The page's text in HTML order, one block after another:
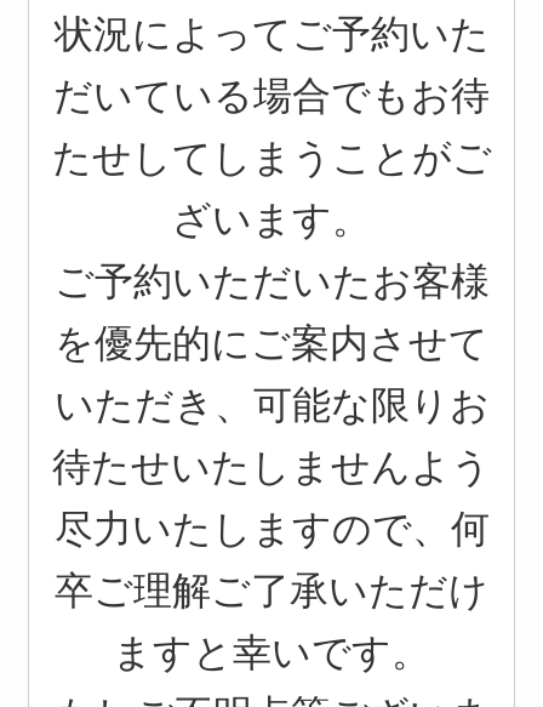
状況によってご予約いた
だいている場合でもお待
たせしてしまうことがご
ざいます。
ご予約いただいたお客様
を優先的にご案内させて
いただき、可能な限りお
待たせいたしませんよう
尽力いたしますので、何
卒ご理解ご了承いただけ
ますと幸いです。